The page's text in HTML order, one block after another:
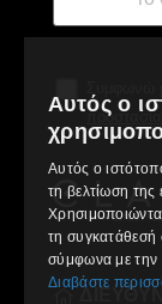
Αυτός ο
Αυτός ο
τη βελτίωση της
τη συγκατάθεσή
σύμφωνα με την
Διαβάστε